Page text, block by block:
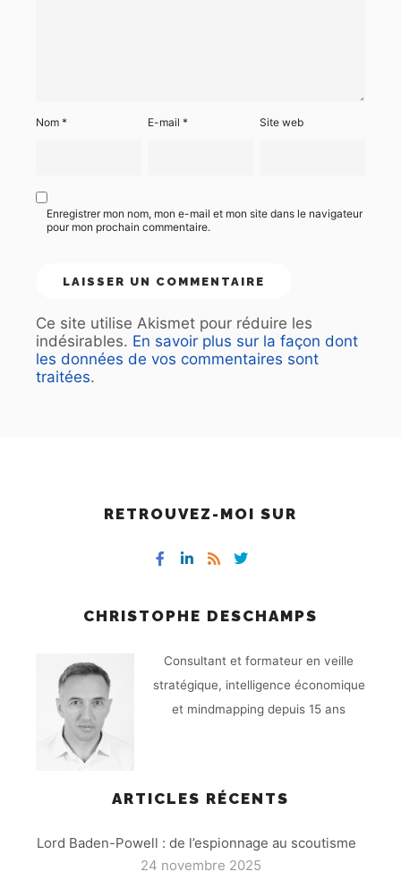
Nom * E-mail* Site web
Enregistrer mon nom, mon e-mail et mon site dans le navigateur
pour mon prochain commentaire.
Ce site utilise Akismet pour réduire les
indésirables. En savoir plus sur la façon dont
les données de vos commentaires sont
traitées.
RETROUVEZ-MOI SUR
CHRISTOPHE DESCHAMPS
Consultant et formateur en veille
stratégique, intelligence économique
et mindmapping depuis 15 ans
ARTICLES RÉCENTS
Lord Baden-Powell : de l’espionnage au scoutisme
24 novembre 2025